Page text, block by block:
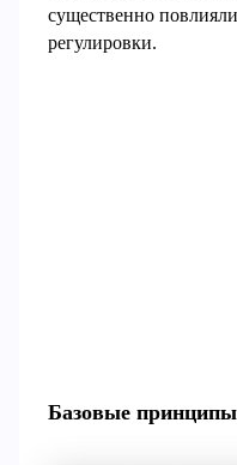
существенно
регулировки.
Базовые принципы